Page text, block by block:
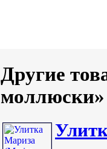
Другие
моллюски»